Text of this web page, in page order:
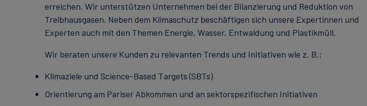
erreichen. Wir unterstützen Unternehmen bei der Bilanzierung und Reduktion von
Treibhausgasen. Neben dem Klimaschutz beschäftigen sich unsere Expertinnen und
Experten auch mit den Themen Energie, Wasser, Entwaldung und Plastikmüll.
Wir beraten unsere Kunden zu relevanten Trends und Initiativen wie z. B.:
Klimaziele und Science-Based Targets (SBTs)
Orientierung am Pariser Abkommen und an sektorspezifischen Initiativen